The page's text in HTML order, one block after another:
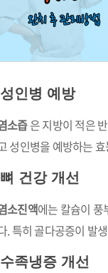
인병 예방
소즙은 지방이 적은
성인병을 예방하는
건강 개선
소진액에는 칼슘이 풍
. 특히 골다공증이 발
족냉증 개선